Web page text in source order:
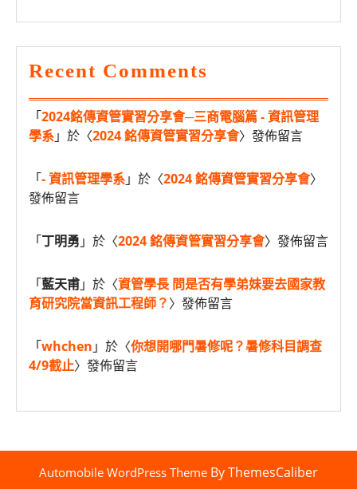
Recent Comments
「2024銘傳資管實習分享會─三商電腦篇 - 資訊管理
學系」於〈2024 銘傳資管實習分享會〉發佈留言
「- 資訊管理學系」於〈2024 銘傳資管實習分享會〉
發佈留言
「丁明勇 」於〈2024 銘傳資管實習分享會〉發佈留言
「藍天甫」於〈資管學長 問是否有學弟妹要去國家教
育研究院當資訊工程師？〉發佈留言
「whchen 」於〈你想開哪門暑修呢？暑修科目調查
4/9截止〉發佈留言
Automobile WordPress Theme By ThemesCaliber